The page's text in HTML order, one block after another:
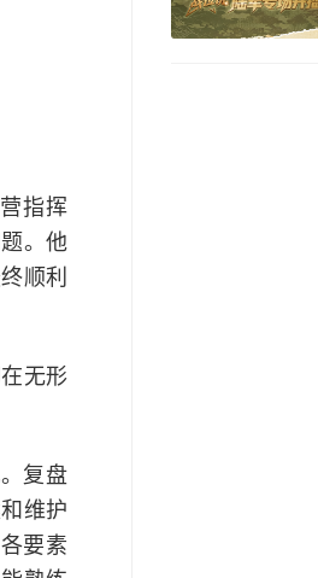
指挥
。他
顺利
无形
复盘
维护
要素